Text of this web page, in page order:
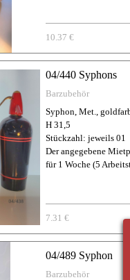
10.37 €
04/440 Syphons
Barzubehör
Syphon, Met.,
H 31,5
Stückzahl: jeweils 01
Der angegebene
für 1 Woche (5
7.31 €
04/489 Syphon
Barzubehör